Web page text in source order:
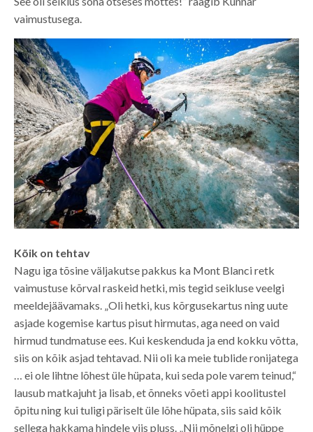
vaimustusega.
Kõik on tehtav
Nagu iga tõsine väljakutse pakkus ka Mont Blanci retk
vaimustuse kõrval raskeid hetki, mis tegid seikluse veelgi
meeldejäävamaks. „Oli hetki, kus kõrgusekartus ning uute
asjade kogemise kartus pisut hirmutas, aga need on vaid
hirmud tundmatuse ees. Kui keskenduda ja end kokku võtta,
siis on kõik asjad tehtavad. Nii oli ka meie tublide ronijatega
… ei ole lihtne lõhest üle hüpata, kui seda pole varem teinud,“
lausub matkajuht ja lisab, et õnneks võeti appi koolitustel
õpitu ning kui tuligi päriselt üle lõhe hüpata, siis said kõik
sellega hakkama hindele viis pluss. „Nii mõnelgi oli hüppe